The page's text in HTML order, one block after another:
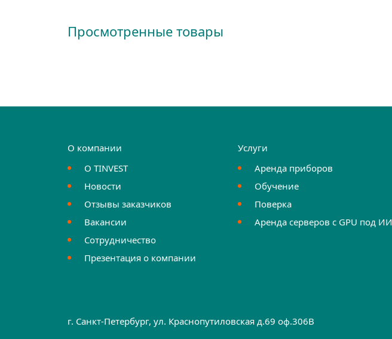
Просмотренные товары
О компании
О TINVEST
Новости
Отзывы заказчиков
Вакансии
Сотрудничество
Презентация о компании
Услуги
Аренда приборов
Обучение
Поверка
Аренда серверов с GPU под ИИ
г. Санкт-Петербург, ул. Краснопутиловская д.69 оф.306B